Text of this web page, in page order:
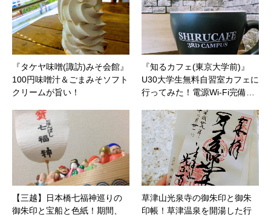
『タケヤ味噌(諏訪)みそ会館』
100円味噌汁＆ごまみそソフト
クリームが旨い！
『知るカフェ(東京大学前)』
U30大学生無料自習室カフェに
行ってみた！電源Wi-Fi完備…
【三越】日本橋七福神巡りの
御朱印と宝船と色紙！期間、
草津山光泉寺の御朱印と御朱
印帳！草津温泉を開湯した行